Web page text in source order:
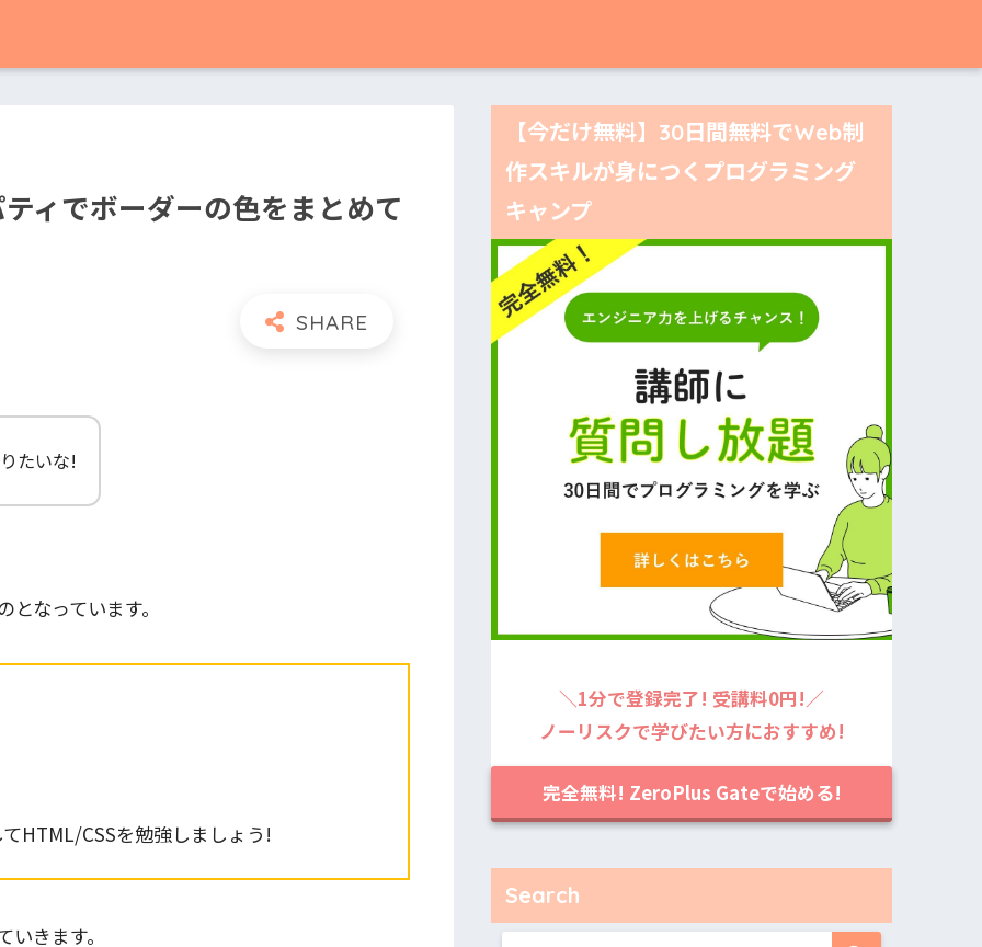
ィでボーダーの色をまとめて
たいな!
なっています。
HTML/CSSを勉強しましょう!
きます。
【今だけ無料】30日間無料でWeb制
作スキルが身につくプログラミング
キャンプ
＼1分で登録完了! 受講料0円!／
ノーリスクで学びたい方におすすめ!
完全無料! ZeroPlus Gateで始める!
Search